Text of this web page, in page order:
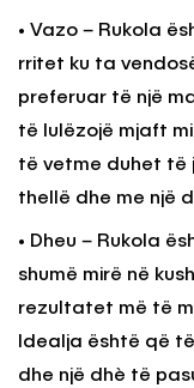
• Vazo – Rukola
rritet ku ta
preferuar të një
të lulëzojë mjaft
të vetme duhet të
thellë dhe me një
• Dheu – Rukola
shumë mirë në
rezultatet më të
Idealja është që
dhe një dhè të